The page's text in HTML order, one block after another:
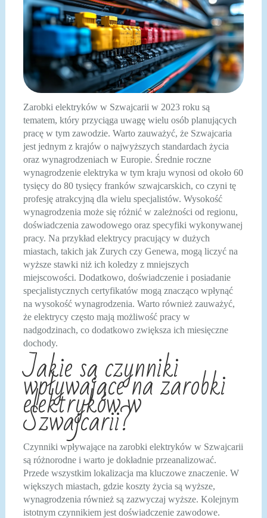
Zarobki elektryków w Szwajcarii w 2023 roku są
tematem, który przyciąga uwagę wielu osób planujących
pracę w tym zawodzie. Warto zauważyć, że Szwajcaria
jest jednym z krajów o najwyższych standardach życia
oraz wynagrodzeniach w Europie. Średnie roczne
wynagrodzenie elektryka w tym kraju wynosi od około 60
tysięcy do 80 tysięcy franków szwajcarskich, co czyni tę
profesję atrakcyjną dla wielu specjalistów. Wysokość
wynagrodzenia może się różnić w zależności od regionu,
doświadczenia zawodowego oraz specyfiki wykonywanej
pracy. Na przykład elektrycy pracujący w dużych
miastach, takich jak Zurych czy Genewa, mogą liczyć na
wyższe stawki niż ich koledzy z mniejszych
miejscowości. Dodatkowo, doświadczenie i posiadanie
specjalistycznych certyfikatów mogą znacząco wpłynąć
na wysokość wynagrodzenia. Warto również zauważyć,
że elektrycy często mają możliwość pracy w
nadgodzinach, co dodatkowo zwiększa ich miesięczne
dochody.
Jakie są czynniki
wpływające na zarobki
elektryków w
Szwajcarii?
Czynniki wpływające na zarobki elektryków w Szwajcarii
są różnorodne i warto je dokładnie przeanalizować.
Przede wszystkim lokalizacja ma kluczowe znaczenie. W
większych miastach, gdzie koszty życia są wyższe,
wynagrodzenia również są zazwyczaj wyższe. Kolejnym
istotnym czynnikiem jest doświadczenie zawodowe.